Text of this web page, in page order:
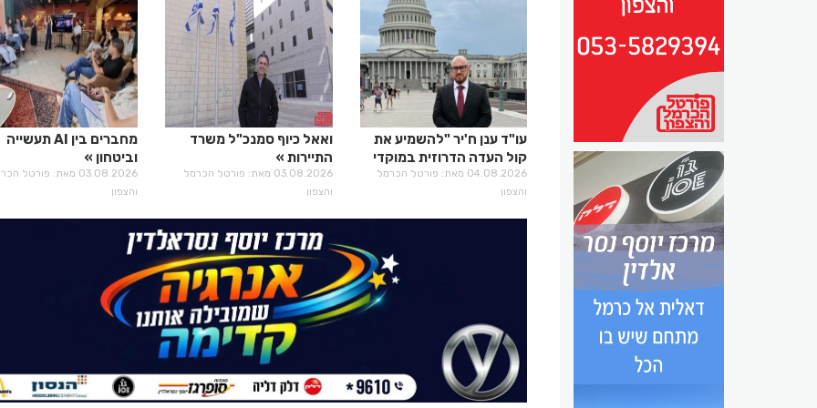
עו"ד ענן ח'יר "להשמיע את
קול העדה הדרוזית במוקדי
קבלת ההחלטות"04.08.2026 מאת: פורטל הכרמל
והצפון
ואאל כיוף סמנכ"ל משרד
התיירות
03.08.2026 מאת: פורטל הכרמל
והצפון
מחברים בין AI תעשייה
וביטחון
03.08.2026 מאת: פורטל
והצפון